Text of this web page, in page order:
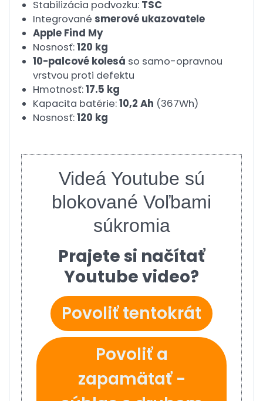
Stabilizácia podvozku: TSC
Integrované smerové ukazovatele
Apple Find My
Nosnosť:120 kg
10-palcové kolesá so samo-opravnou
vrstvou proti defektu
Hmotnosť:17.5 kg
Kapacita batérie:10,2 Ah (367Wh)
Nosnosť:120 kg
Videá Youtube sú
blokované Voľbami
súkromia
Prajete si načítať
Youtube video?
Povoliť tentokrát
Povoliť a
zapamätať -